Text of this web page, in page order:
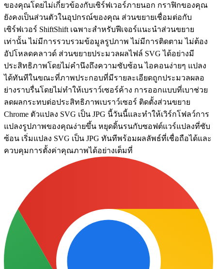
ของคุณโดยไม่เกี่ยวข้องกับเซิร์ฟเวอร์ภายนอก กราฟิกของคุณ
ยังคงเป็นส่วนตัวในอุปกรณ์ของคุณ ส่วนขยายเชื่อมต่อกับ
เซิร์ฟเวอร์ ShiftShift เฉพาะสำหรับฟีเจอร์แนะนำส่วนขยาย
เท่านั้น ไม่มีการรวบรวมข้อมูลรูปภาพ ไม่มีการติดตาม ไม่ต้อง
อัปโหลดคลาวด์ ส่วนขยายประมวลผลไฟล์ SVG ได้อย่างมี
ประสิทธิภาพโดยไม่คำนึงถึงความซับซ้อน ไอคอนง่ายๆ แปลง
ได้ทันทีในขณะที่ภาพประกอบที่มีรายละเอียดถูกประมวลผลอ
ย่างราบรื่นโดยไม่ทำให้เบราว์เซอร์ค้าง การออกแบบที่เบาช่วย
ลดผลกระทบต่อประสิทธิภาพเบราว์เซอร์ ติดตั้งส่วนขยาย
Chrome ตัวแปลง SVG เป็น JPG นี้วันนี้และทำให้เวิร์กโฟลว์การ
แปลงรูปภาพของคุณง่ายขึ้น หยุดดิ้นรนกับซอฟต์แวร์แปลงที่ซับ
ซ้อน เริ่มแปลง SVG เป็น JPG ทันทีพร้อมผลลัพธ์ที่เชื่อถือได้และ
ควบคุมการตั้งค่าคุณภาพได้อย่างเต็มที่